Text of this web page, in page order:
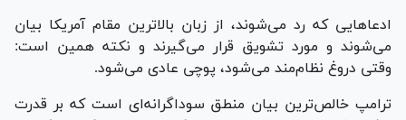
ادعاهایی که رد می‌شوند، از زبان بالاترین مقام آمریکا بیان
می‌شوند و مورد تشویق قرار می‌گیرند و نکته همین است:
وقتی دروغ نظام‌مند می‌شود، پوچی عادی می‌شود.
ترامپ خالص‌ترین بیان منطق سوداگرانه‌ای است که بر قدرت